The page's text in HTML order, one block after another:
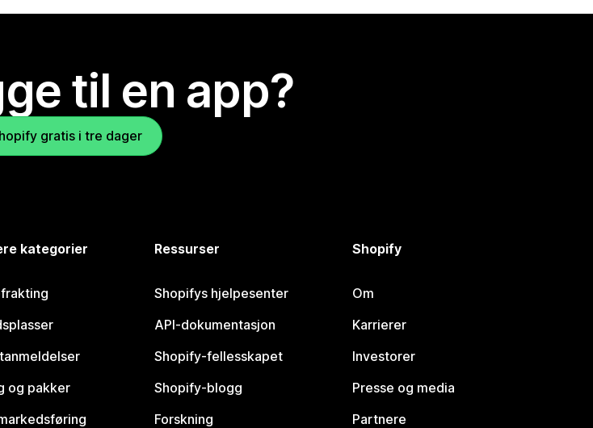
til en app?
gratis i tre dager
kategorier
og pakker
Ressurser
Shopifys hjelpesenter
API-dokumentasjon
Shopify-fellesskapet
Shopify-blogg
Forskning
Shopify
Om
Karrierer
Investorer
Presse og media
Partnere